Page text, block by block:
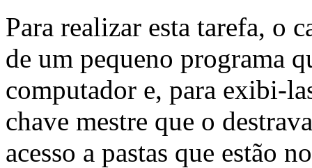
Para realizar esta tarefa, o
de um pequeno programa
computador e, para exibi-
chave mestre que o
acesso a pastas que estão